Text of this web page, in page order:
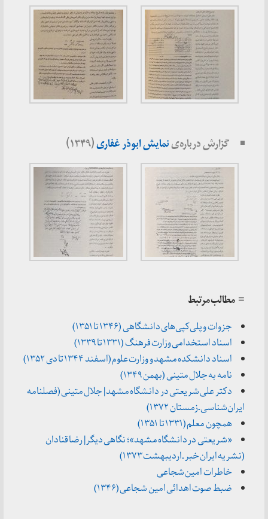
گزارش درباره‌ینمایش ابوذر غفاری(۱۳۴۹)
≡ مطالب مرتبط
جزوات و پلی‌کپی‌های دانشگاهی (۱۳۴۶ تا ۱۳۵۱)
اسناد استخدامی وزارت فرهنگ (۱۳۳۱ تا ۱۳۳۹)
اسناد دانشکده مشهد و وزارت علوم (اسفند ۱۳۴۴ تا دی ۱۳۵۲)
نامه به جلال متینی (بهمن ۱۳۴۹)
دکتر علی شریعتی در دانشگاه مشهد | جلال متینی (فصلنامه
ایران‌شناسی ـ زمستان ۱۳۷۲)
همچون معلم (۱۳۳۱ تا ۱۳۵۱)
«شریعتی در دانشگاه مشهد»؛ نگاهی دیگر | رضا قنادان
(نشریه ایران خبر ـ اردیبهشت ۱۳۷۳)
خاطرات امین شجاعی
ضبط صوت اهدائی امین شجاعی (۱۳۴۶)